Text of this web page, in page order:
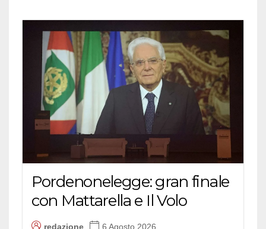
Pordenonelegge: gran finale
con Mattarella e Il Volo
redazione 6 Agosto 2026